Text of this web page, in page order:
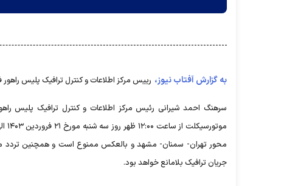
به گزارش آفتاب نیوز، رییس مرکز اطلاعات و کنترل ترافیک پلیس
سرهنگ احمد شیرانی رئیس مرکز اطلاعات و کنترل ترافیک پلیس
محور تهران- سمنان- مشهد و بالعکس ممنوع است و همچنین تردد
جریان ترافیک بلامانع خواهد بود.